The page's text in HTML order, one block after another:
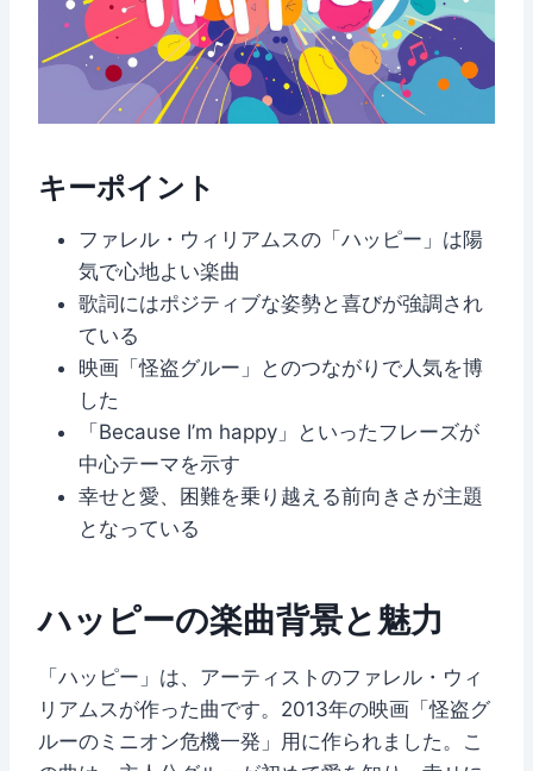
キーポイント
ファレル・ウィリアムスの「ハッピー」は陽
気で心地よい楽曲
歌詞にはポジティブな姿勢と喜びが強調され
ている
映画「怪盗グルー」とのつながりで人気を博
した
「Because I’m happy」といったフレーズが
中心テーマを示す
幸せと愛、困難を乗り越える前向きさが主題
となっている
ハッピーの楽曲背景と魅力
「ハッピー」は、アーティストのファレル・ウィ
リアムスが作った曲です。2013年の映画「怪盗グ
ルーのミニオン危機一発」用に作られました。こ